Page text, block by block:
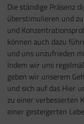
Die ständige Präsenz
überstimulieren und
und
können auch dazu
und uns unzufrieden
Indem wir uns
geben wir unserem
und sich auf das Hier
zu einer verbesserten
einer gesteigerten